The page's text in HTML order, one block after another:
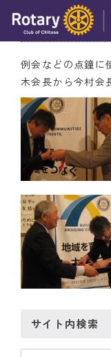
トピックス
例会報告
活動報告
理事会報告
スケジュール
年間プログラム
木曜会
組織図
6月30日（木
例会などの点鐘に
木会長から今村会
サイト内検索